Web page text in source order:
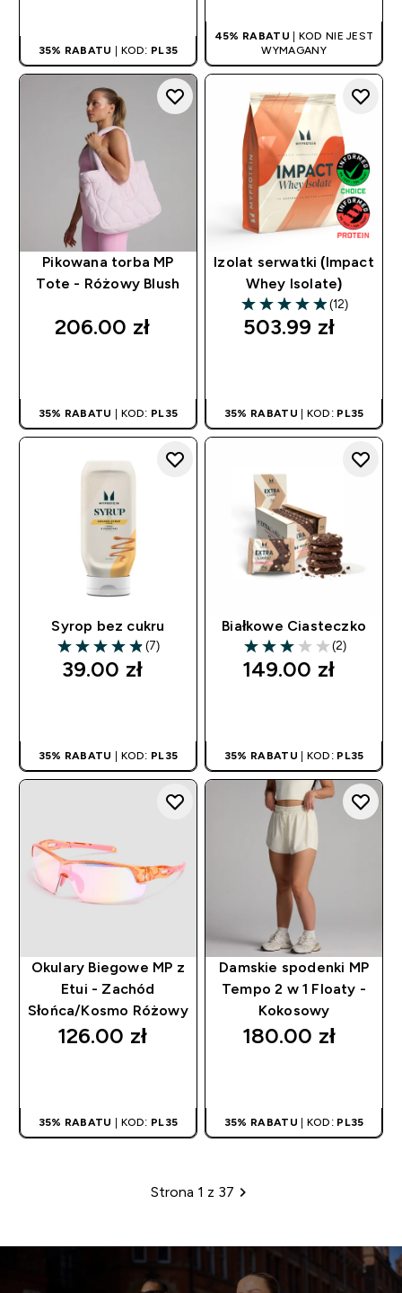
35% RABATU | KOD: PL35
45% RABATU | KOD NIE JEST
WYMAGANY
Pikowana torba MP
Tote - Różowy Blush
206.00 zł‎
35% RABATU | KOD: PL35
Izolat serwatki (Impact
Whey Isolate)
4.92 out of 5 stars
(12)
503.99 zł‎
35% RABATU | KOD: PL35
Syrop bez cukru
4.86 out of 5 stars
(7)
39.00 zł‎
35% RABATU | KOD: PL35
Białkowe Ciasteczko
3 out of 5 stars
(2)
149.00 zł‎
35% RABATU | KOD: PL35
Okulary Biegowe MP z
Etui - Zachód
Słońca/Kosmo Różowy
126.00 zł‎
35% RABATU | KOD: PL35
Damskie spodenki MP
Tempo 2 w 1 Floaty -
Kokosowy
180.00 zł‎
35% RABATU | KOD: PL35
Paginacja
Strona 1 z 37